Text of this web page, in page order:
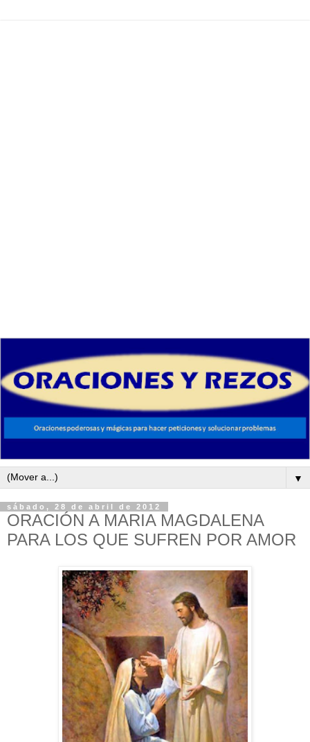
▼
sábado, 28 de abril de 2012
ORACIÓN A MARIA MAGDALENA
PARA LOS QUE SUFREN POR AMOR